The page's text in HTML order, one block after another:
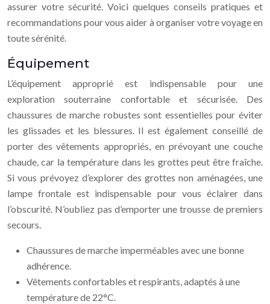
assurer votre sécurité. Voici quelques conseils pratiques et
recommandations pour vous aider à organiser votre voyage en
toute sérénité.
Équipement
L’équipement approprié est indispensable pour une
exploration souterraine confortable et sécurisée. Des
chaussures de marche robustes sont essentielles pour éviter
les glissades et les blessures. Il est également conseillé de
porter des vêtements appropriés, en prévoyant une couche
chaude, car la température dans les grottes peut être fraîche.
Si vous prévoyez d’explorer des grottes non aménagées, une
lampe frontale est indispensable pour vous éclairer dans
l’obscurité. N’oubliez pas d’emporter une trousse de premiers
secours.
Chaussures de marche imperméables avec une bonne
adhérence.
Vêtements confortables et respirants, adaptés à une
température de 22°C.